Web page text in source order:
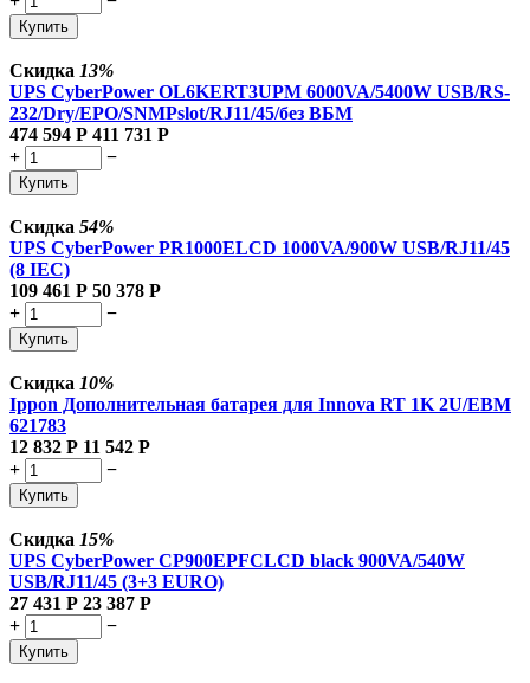
Купить
Скидка 13%
UPS CyberPower OL6KERT3UPM 6000VA/5400W USB/RS-
232/Dry/EPO/SNMPslot/RJ11/45/без ВБМ
474 594 Р 411 731 Р
+
−
Купить
Скидка 54%
UPS CyberPower PR1000ELCD 1000VA/900W USB/RJ11/45
(8 IEC)
109 461 Р 50 378 Р
+
−
Купить
Скидка 10%
Ippon Дополнительная батарея для Innova RT 1K 2U/EBM
621783
12 832 Р 11 542 Р
+
−
Купить
Скидка 15%
UPS CyberPower CP900EPFCLCD black 900VA/540W
USB/RJ11/45 (3+3 EURO)
27 431 Р 23 387 Р
+
−
Купить